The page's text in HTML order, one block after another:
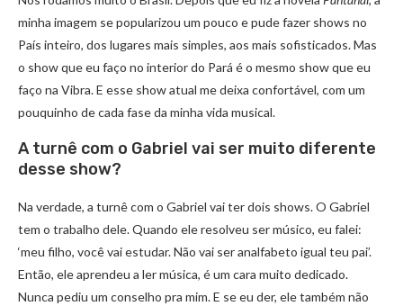
minha imagem se popularizou um pouco e pude fazer shows no
País inteiro, dos lugares mais simples, aos mais sofisticados. Mas
o show que eu faço no interior do Pará é o mesmo show que eu
faço na Vibra. E esse show atual me deixa confortável, com um
pouquinho de cada fase da minha vida musical.
A turnê com o Gabriel vai ser muito diferente
desse show?
Na verdade, a turnê com o Gabriel vai ter dois shows. O Gabriel
tem o trabalho dele. Quando ele resolveu ser músico, eu falei:
‘meu filho, você vai estudar. Não vai ser analfabeto igual teu pai’.
Então, ele aprendeu a ler música, é um cara muito dedicado.
Nunca pediu um conselho pra mim. E se eu der, ele também não